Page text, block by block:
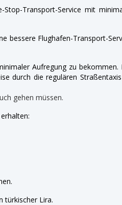
Transport-Service mit
bessere Flughafen-Transport-
Aufregung zu bekommen.
durch die regulären
gehen müssen.
erhalten:
türkischer Lira.